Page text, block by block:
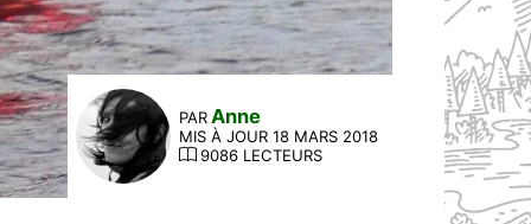
PAR Anne
MIS À JOUR 18 MARS 2018
9086 LECTEURS